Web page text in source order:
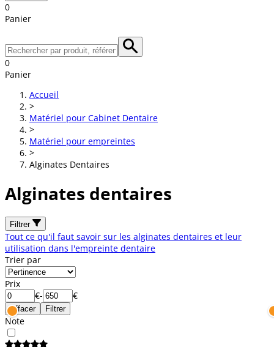
0
Panier
0
Panier
Accueil
>
Matériel pour Cabinet Dentaire
>
Matériel pour empreintes
>
Alginates Dentaires
Alginates dentaires
Filtrer
Tout ce qu'il faut savoir sur les alginates dentaires et leur
utilisation dans l'empreinte dentaire
Trier par
Prix
€- €
Effacer Filtrer
Note